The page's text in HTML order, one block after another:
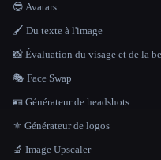
😎 Avatars
🖌️ Du texte à l'image
📸 Évaluation du visage et de la
🎭 Face Swap
🪪 Générateur de headshots
⚜️ Générateur de logos
🔬 Image Upscaler